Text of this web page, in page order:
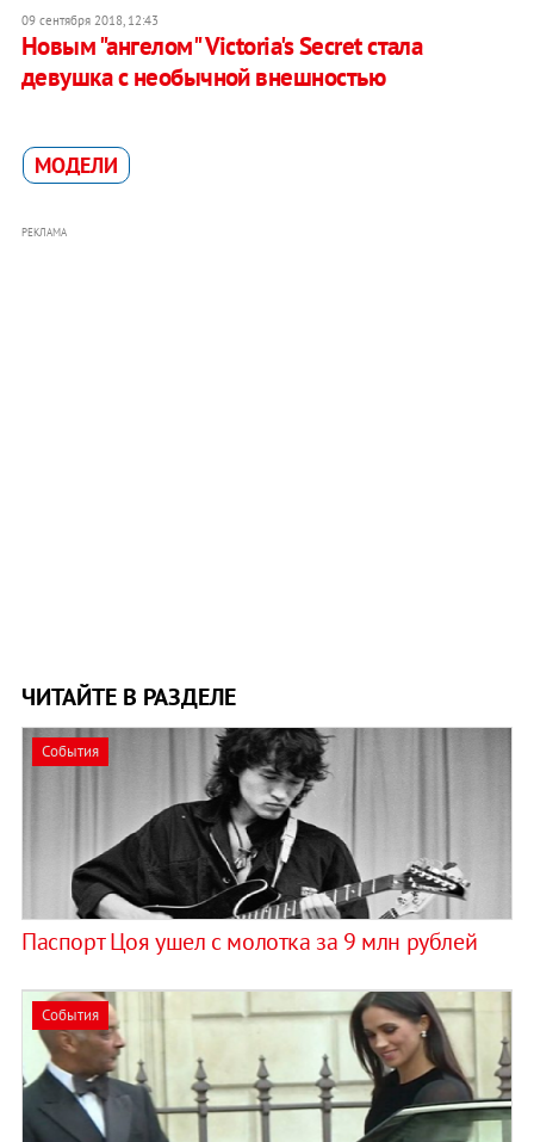
09 сентября 2018, 12:43
Новым "ангелом" Victoria's Secret стала
девушка с необычной внешностью
МОДЕЛИ
РЕКЛАМА
ЧИТАЙТЕ В РАЗДЕЛЕ
События
Паспорт Цоя ушел с молотка за 9 млн рублей
События